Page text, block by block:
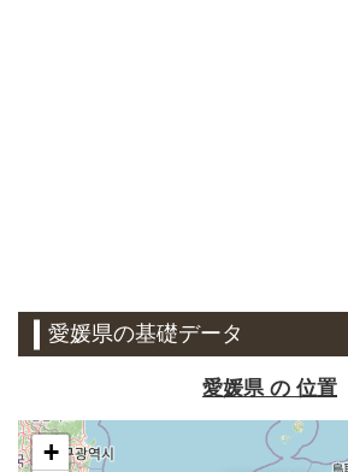
愛媛県の基礎データ
愛媛県 の 位置
+